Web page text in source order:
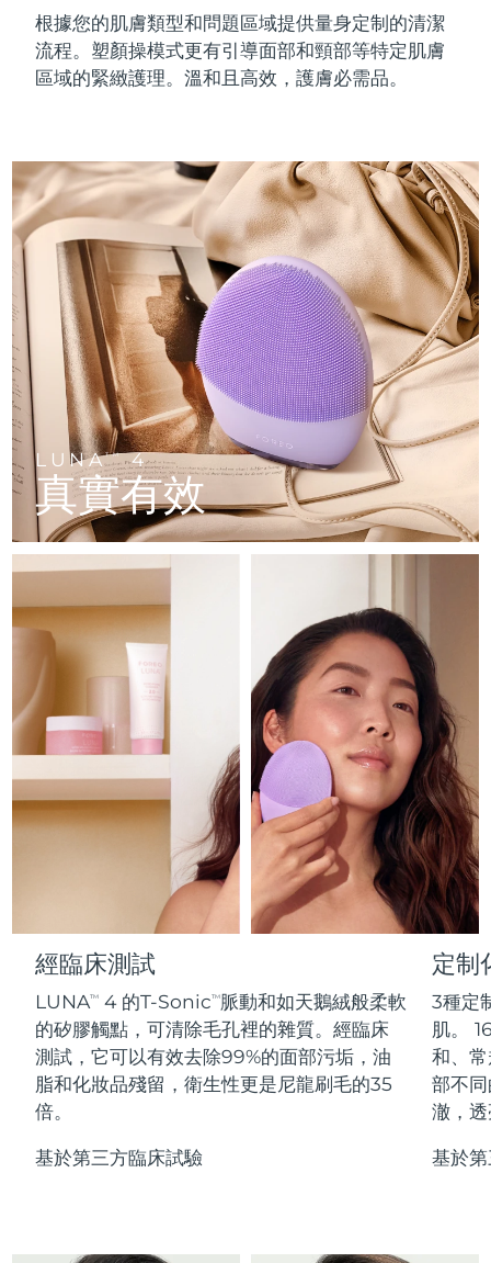
根據您的肌膚類型和問題區域提供量身定制的清潔
流程。塑顏操模式更有引導面部和頸部等特定肌膚
區域的緊緻護理。溫和且高效，護膚必需品。
LUNATM4
真實有效
經臨床測試
LUNATM 4 的T-SonicTM脈動和如天鵝絨般柔軟
的矽膠觸點，可清除毛孔裡的雜質。經臨床
測試，它可以有效去除99%的面部污垢，油
脂和化妝品殘留，衛生性更是尼龍刷毛的35
倍。
基於第三方臨床試驗
定制
3種定
肌。
和、
部不
澈，
基於
LUNA™ 4 Plus
LUNA™ 4 Men
For men, anti-aging massage
LUNA™ 4 mini
For young skin, T-zone
LUNA™ 4 go
For travel or gym bag
LUNA™護膚
Premium cleansers & balm
LUNA™ 設備
All facial cleansing devices
BEAR™ 2 go
BEAR™ 2 eyes & lips
Microcurrent line smoothing device
面部提拉護理
Premium anti-aging skincare
BEAR™ 設備
All premium facelift devices
補水保濕
UFO™ 3 套裝
UFO™ 3 LED
Near-infrared and red light therapy
device
UFO™ 3 mini
Red light therapy device for young skin
UFO™ 3 go
Portable red light therapy
面膜
Rejuvenation & hydration
UFO™ 設備
All deep facial hydration devices
口腔護理
issa™ 4
issa™ 4 plus
Smart hybrid silicone sonic toothbrush
issa™ 4 smile
Hybrid silicone sonic toothbrush
issa™ 4 baby
For ages 0-3
issa™ Teeth Whitening Set
ISSA™ 設備
All silicone sonic toothbrushes
抗老
FAQ™ 101
Clinical anti-aging
FAQ™ 102
Advanced clinical anti-aging
FAQ™ 103
Luxurious clinical anti-aging set
FAQ™ P1 Primer
Manuka honey primer
FAQ™護膚品
All FAQ™ skincare
FAQ™產品
All anti-aging treatments
LED 護理
NEW
FAQ™ 201
LED mask
FAQ™ 202
LED mask
FAQ™ 211
Anti-aging neck & décolleté LED mask
FAQ™ 221
Anti-aging LED hand mask
FAQ™護膚品
All FAQ™ skincare
FAQ™產品
All LED treatments
生髮
FAQ™ 301
LED hair strengthening scalp massager
FAQ™ Scalp Serum
Scalp recovery probiotic serum
FAQ™護膚品
All FAQ™ skincare
FAQ™產品
All hair treatments
肌膚年輕化
NEW
FAQ™ 501
Full-Spectrum Red Light Therapy
FAQ™ 502
Full-Spectrum Red Light Therapy
FAQ™ Red Light Serum
FAQ™ skincare
All FAQ™ skincare
FAQ™ products
All toning treatments
保健品
NEW
專業治療
脫毛
PEACH™ 2 Pro Max
Professional IPL hair removal device
PEACH™ 2
IPL hair removal
PEACH™ 2 go
Travel-friendly IPL hair removal
PEACH™ Cooling Prep Gel
身體護理
BEAR™ 2 body
Microcurrent body toning
LUNA™ 4 body
Massaging body brush
SUPERCHARGED™ serum
Firming body serum
ESPADA™ 2 plus
Recurring acne LED therapy
ESPADA™ 2
Acne treatment device
ESPADA™ Blemish Solution
眼部護理
BEAR™ 2 eyes & lips
Microcurrent line smoothing device
IRIS™ 2
Rejuvenating eye massager
眼部護膚
毛孔護理
KIWI™ derma
Diamond microdermabrasion .
Blackhead remover
LUNA™ 4 hair
2-in-1 LED scalp massager
LED light hairbrush
牙齒美白
NEW
issa™ Teeth Whitening Set
Dual LED + sonic device & 18% PAP gel
issa™ Teeth Whitening Gel
更多的
波士尼亞與赫塞哥維納 預計送達日期8/15/26
汶萊 預計送達日期
加拿大 預計送達日期8/16/26
智利 預計送達日期8/16/26
中國 預計送達日期 8/12/26
哥倫比亞 預計送達日期8/16/26
克羅埃西亞 預計送達日期8/12/26
賽普勒斯 預計送達日期8/13/26
捷克 預計送達日期
丹麥 預計送達日期8/12/26
芬蘭 預計送達日期 8/12/26
法國 預計送達日期8/12/26
法屬玻里尼西亞 預計送達日期 8/16/26
德國 預計送達日期 8/12/26
預計送達日期8/16/26
預計送達日期 8/12/26
中國香港特別行政區 8/13/26
匈牙利 預計送達日期8/12/26
冰島 預計送達日期 8/13/26
印尼 8/10/26
愛爾蘭 8/12/26